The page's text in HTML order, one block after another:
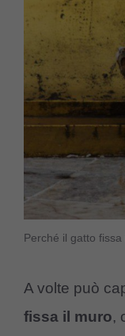
Perché il gatto
A volte può
fissa il muro,